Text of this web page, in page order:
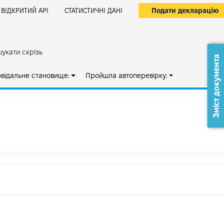
ВІДКРИТИЙ АРІ СТАТИСТИЧНІ ДАНІ Подати декларацію
скрізь
становище: Пройшла автоперевірку: Зміст документа